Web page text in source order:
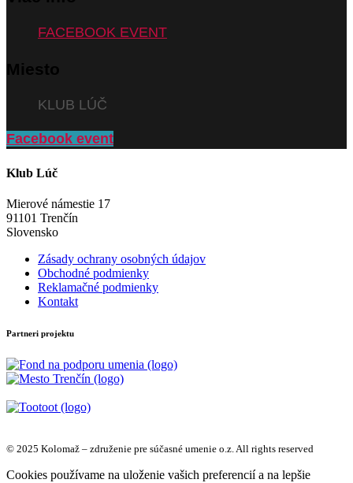
FACEBOOK EVENT
Miesto
KLUB LÚČ
Facebook event
Klub Lúč
Mierové námestie 17
91101 Trenčín
Slovensko
Zásady ochrany osobných údajov
Obchodné podmienky
Reklamačné podmienky
Kontakt
Partneri projektu
© 2025 Kolomaž – združenie pre súčasné umenie o.z. All rights reserved
Cookies používame na uloženie vašich preferencií a na lepšie